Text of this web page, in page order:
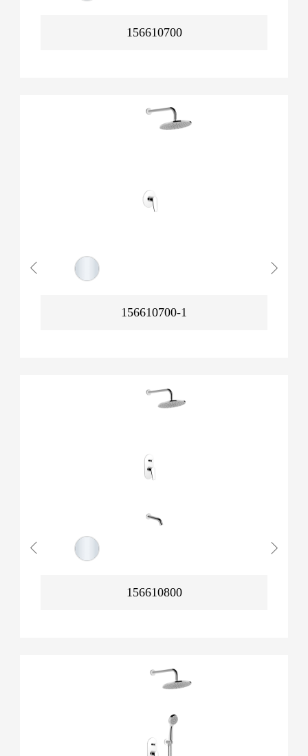
156610700
156610700-1
156610800